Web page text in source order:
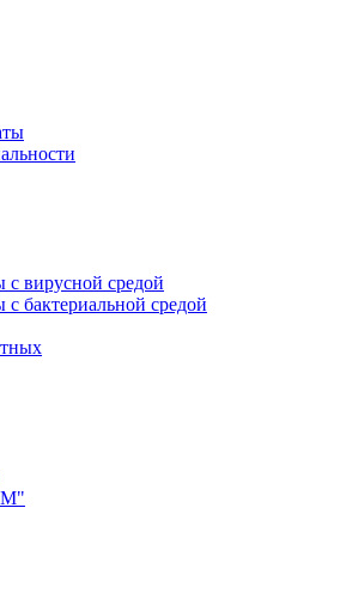
с вирусной средой
бактериальной средой